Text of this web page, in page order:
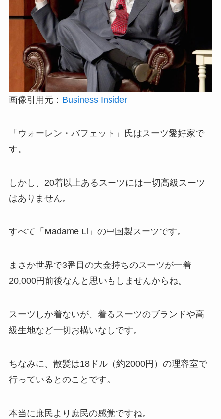
画像引用元： Business Insider
「ウォーレン・バフェット」氏はスーツ愛好家で
す。
しかし、20着以上あるスーツには一切高級スーツ
はありません。
すべて「Madame Li」の中国製スーツです。
まさか世界で3番目の大金持ちのスーツが一着
20,000円前後なんと思いもしませんからね。
スーツしか着ないが、着るスーツのブランドや高
級生地など一切お構いなしです。
ちなみに、散髪は18ドル（約2000円）の理容室で
行っているとのことです。
本当に庶民より庶民の感覚ですね。